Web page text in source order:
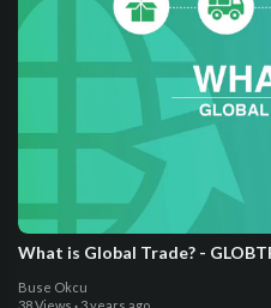
What is Global Trade? -
Buse Okcu
38 Views · 3 years ago